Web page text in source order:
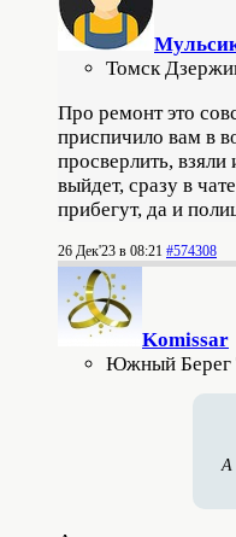
Томск
Про ремонт это
приспичило вам в
просверлить, взяли
выйдет, сразу в
прибегут, да и
26 Дек'23 в 08:21 #574308
Komissar
Южный Берег
А